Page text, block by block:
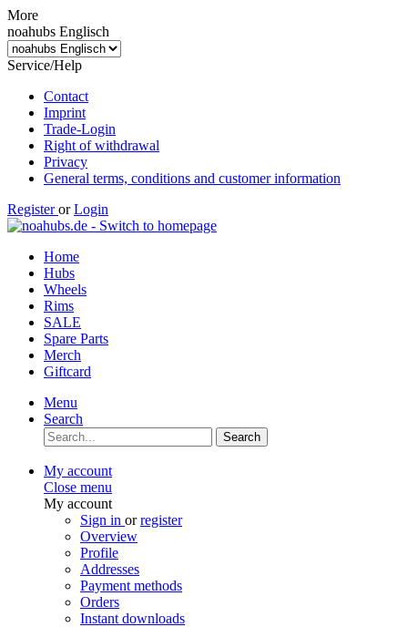
More
noahubs Englisch
Service/Help
Contact
Imprint
Trade-Login
Right of withdrawal
Privacy
General terms, conditions and customer information
Registeror Login
Home
Hubs
Wheels
Rims
SALE
Spare Parts
Merch
Giftcard
Menu
Search
Search
My account
Close menu
My account
Sign in orregister
Overview
Profile
Addresses
Payment methods
Orders
Instant downloads